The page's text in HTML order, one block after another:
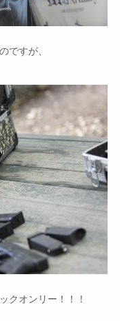
ですが、
クオンリー！！！